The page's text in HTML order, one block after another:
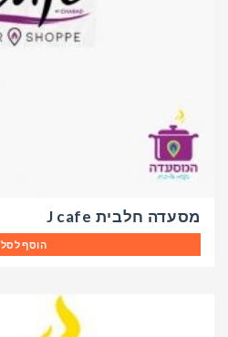
מסעדה חלבית J cafe
הוסף לסל